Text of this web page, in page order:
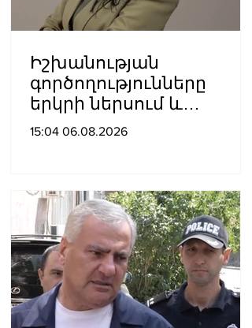
Իշխանության
գործողությունները
երկրի ներսում և
արտաքին ճակատում
լինելը, ամրապնդում են
խորքային
մտահոգությունները
պետականության,
ազգային արժեքների և
արդարու
15:04 06.08.2026